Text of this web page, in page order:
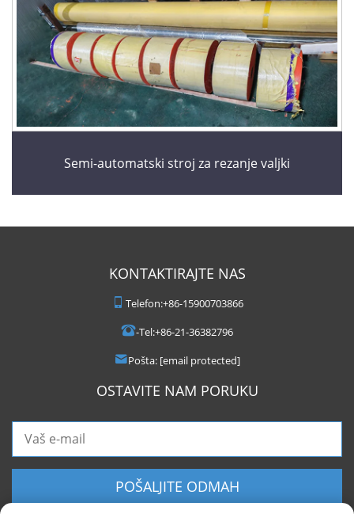
Semi-automatski stroj za rezanje valjki
KONTAKTIRAJTE NAS
Telefon:+86-15900703866
-Tel:+86-21-36382796
Pošta: [email protected]
OSTAVITE NAM PORUKU
POŠALJITE ODMAH